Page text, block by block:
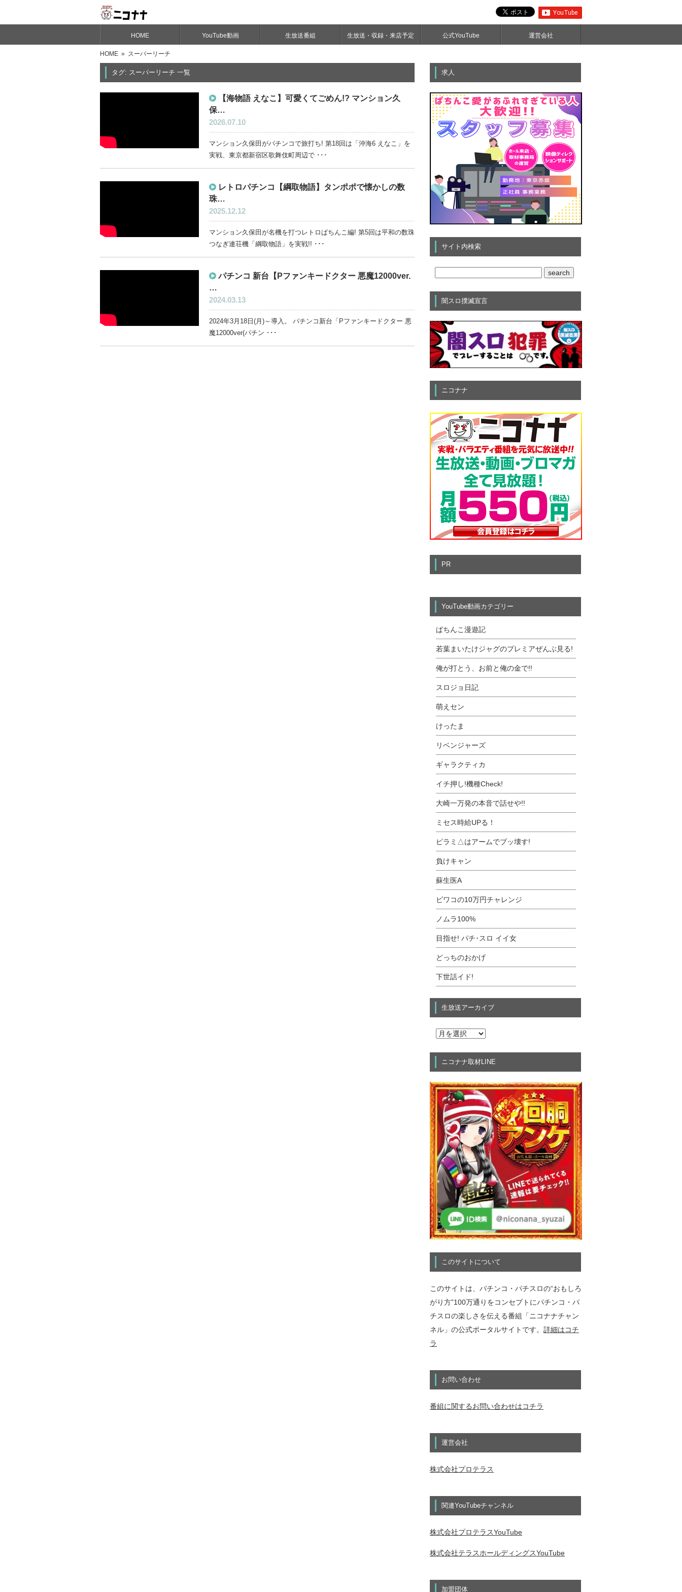
HOME YouTube動画 生放送番組 生放送・収録・来店予定 公式YouTube 運営会社
HOME » スーパーリーチ
タグ: スーパーリーチ 一覧
【海物語 えなこ】可愛くてごめん!? マンション久
保…
2026.07.10
マンション久保田がパチンコで旅打ち! 第18回は「沖海6 えなこ」を
実戦、東京都新宿区歌舞伎町周辺で ･･･
レトロパチンコ【綱取物語】タンポポで懐かしの数
珠…
2025.12.12
マンション久保田が名機を打つレトロぱちんこ編! 第5回は平和の数珠
つなぎ連荘機「綱取物語」を実戦!! ･･･
パチンコ 新台【Pファンキードクター 悪魔12000ver.
…
2024.03.13
2024年3月18日(月)～導入。 パチンコ新台「Pファンキードクター 悪
魔12000ver(パチン ･･･
求人
サイト内検索
闇スロ撲滅宣言
ニコナナ
PR
YouTube動画カテゴリー
ぱちんこ漫遊記
若葉まいたけジャグのプレミアぜんぶ見る!
俺が打とう、お前と俺の金で!!
スロジョ日記
萌えセン
けったま
リベンジャーズ
ギャラクティカ
イチ押し!機種Check!
大崎一万発の本音で話せや!!
ミセス時給UPる！
ピラミ△はアームでブッ壊す!
負けキャン
蘇生医A
ビワコの10万円チャレンジ
ノムラ100%
目指せ! パチ･スロ イイ女
どっちのおかげ
下世話イド!
生放送アーカイブ
ニコナナ取材LINE
このサイトについて
このサイトは、パチンコ・パチスロの“おもしろ
がり方”100万通りをコンセプトにパチンコ・パ
チスロの楽しさを伝える番組「ニコナナチャン
ネル」の公式ポータルサイトです。 詳細はコチ
ラ
お問い合わせ
番組に関するお問い合わせはコチラ
運営会社
株式会社プロテラス
関連YouTubeチャンネル
株式会社プロテラスYouTube
株式会社テラスホールディングスYouTube
加盟団体